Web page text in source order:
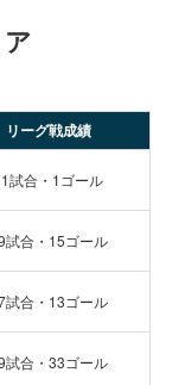
リーグ戦成績
試合・1ゴール
試合・15ゴール
試合・13ゴール
試合・33ゴール